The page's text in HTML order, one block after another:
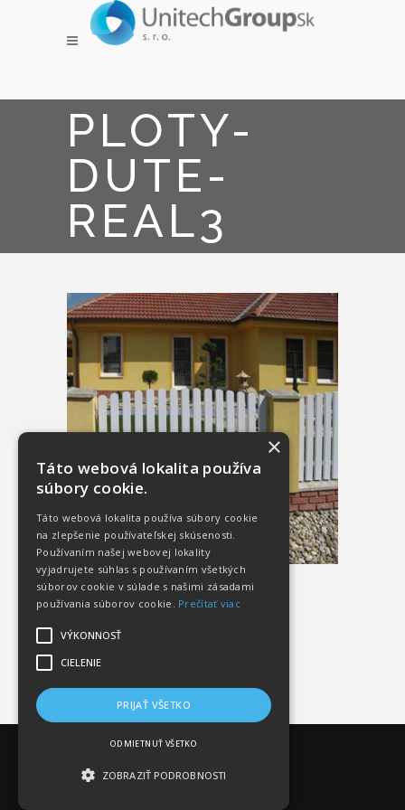
PLOTY-
DUTE-
REAL3
×
Táto webová lokalita používa
súbory cookie.
Táto webová lokalita používa súbory cookie
na zlepšenie používateľskej skúsenosti.
Používaním našej webovej lokality
vyjadrujete súhlas s používaním všetkých
súborov cookie v súlade s našimi zásadami
používania súborov cookie. Prečítať viac
VÝKONNOSŤ
CIELENIE
PRIJAŤ VŠETKO
ODMIETNUŤ VŠETKO
ZOBRAZIŤ PODROBNOSTI